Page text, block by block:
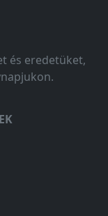
és eredetüket,